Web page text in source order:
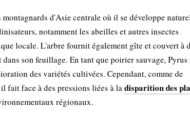
d'Asie centrale où il se développe
notamment les abeilles et autres insectes
locale. L'arbre fournit également gîte et couvert à
son feuillage. En tant que poirier sauvage,
des variétés cultivées. Cependant, comme de
fait face à des pressions liées à ladisparition des
régionaux.